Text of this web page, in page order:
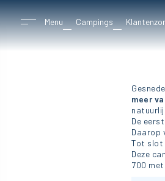
Menu Campings
meer
De
Daarop
Tot slot
Deze
700